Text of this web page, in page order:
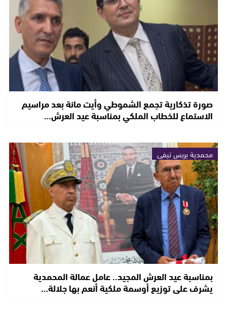
صورة تذكارية تجمع الشموطي وأيت مانة بعد مراسيم
الاستماع للخطاب الملكي بمناسبة عيد العرش…
محمدية بريس تيفي
بمناسبة عيد العرش المجيد.. عامل عمالة المحمدية
يشرف على توزيع أوسمة ملكية أنعم بها جلالة…